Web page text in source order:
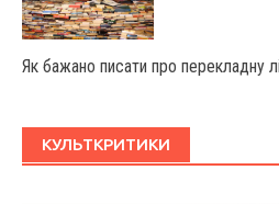
Як бажано писати про перекладну
КУЛЬТКРИТИКИ